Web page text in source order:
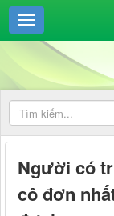
Người có
cô đơn